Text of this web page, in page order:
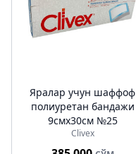
Яралар учун шаффоф
полиуретан бандажи
9cмх30cм №25
Clivex